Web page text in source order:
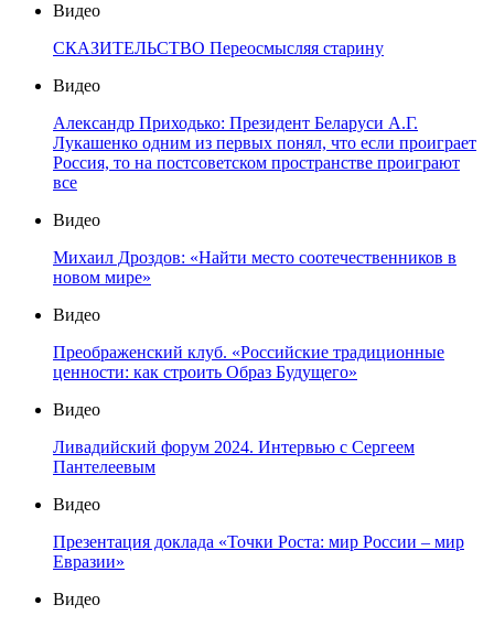
Видео
СКАЗИТЕЛЬСТВО Переосмысляя старину
Видео
Александр Приходько: Президент Беларуси А.Г.
Лукашенко одним из первых понял, что если проиграет
Россия, то на постсоветском пространстве проиграют
все
Видео
Михаил Дроздов: «Найти место соотечественников в
новом мире»
Видео
Преображенский клуб. «Российские традиционные
ценности: как строить Образ Будущего»
Видео
Ливадийский форум 2024. Интервью с Сергеем
Пантелеевым
Видео
Презентация доклада «Точки Роста: мир России – мир
Евразии»
Видео